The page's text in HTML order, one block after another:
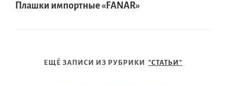
Плашки импортные «FANAR»
ЕЩЁ ЗАПИСИ ИЗ РУБРИКИ "СТАТЬИ"